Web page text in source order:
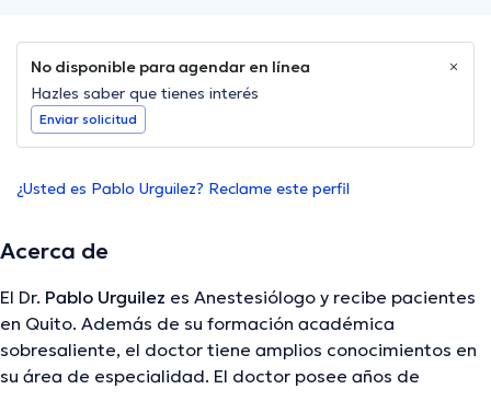
No disponible para agendar en línea
Hazles saber que tienes interés
Enviar solicitud
¿Usted es Pablo Urguilez? Reclame este perfil
Acerca de
El Dr. Pablo Urguilez es Anestesiólogo y recibe pacientes
en Quito. Además de su formación académica
sobresaliente, el doctor tiene amplios conocimientos en
su área de especialidad. El doctor posee años de